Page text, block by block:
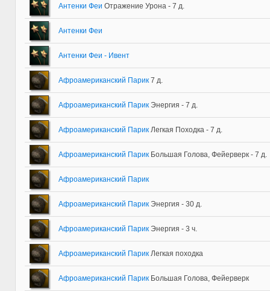
Антенки Феи Отражение Урона - 7 д.
Антенки Феи
Антенки Феи - Ивент
Афроамериканский Парик 7 д.
Афроамериканский Парик Энергия - 7 д.
Афроамериканский Парик Легкая Походка - 7 д.
Афроамериканский Парик Большая Голова, Фейерверк - 7 д.
Афроамериканский Парик
Афроамериканский Парик Энергия - 30 д.
Афроамериканский Парик Энергия - 3 ч.
Афроамериканский Парик Легкая походка
Афроамериканский Парик Большая Голова, Фейерверк